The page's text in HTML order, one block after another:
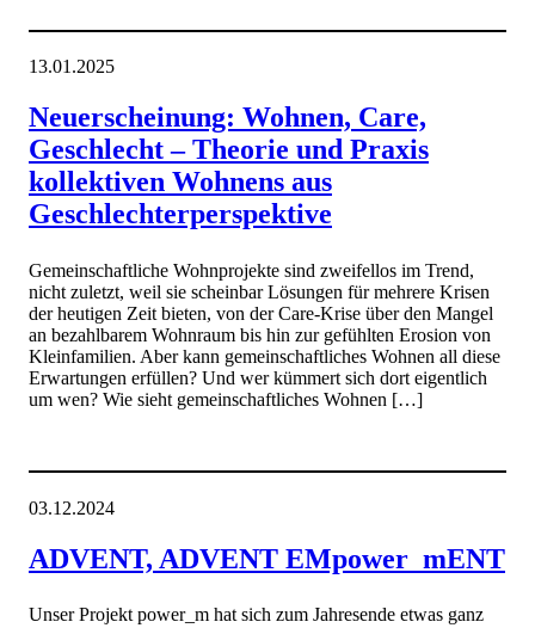
13.01.2025
Neuerscheinung: Wohnen, Care,
Geschlecht – Theorie und Praxis
kollektiven Wohnens aus
Geschlechterperspektive
Gemeinschaftliche Wohnprojekte sind zweifellos im Trend,
nicht zuletzt, weil sie scheinbar Lösungen für mehrere Krisen
der heutigen Zeit bieten, von der Care-Krise über den Mangel
an bezahlbarem Wohnraum bis hin zur gefühlten Erosion von
Kleinfamilien. Aber kann gemeinschaftliches Wohnen all diese
Erwartungen erfüllen? Und wer kümmert sich dort eigentlich
um wen? Wie sieht gemeinschaftliches Wohnen […]
03.12.2024
ADVENT, ADVENT EMpower_mENT
Unser Projekt power_m hat sich zum Jahresende etwas ganz